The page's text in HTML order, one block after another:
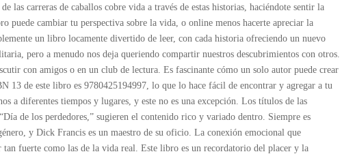
las carreras de caballos cobre vida a través de estas historias, haciéndote sentir la
puede cambiar tu perspectiva sobre la vida, o online menos hacerte apreciar la
un libro locamente divertido de leer, con cada historia ofreciendo un nuevo
pero a menudo nos deja queriendo compartir nuestros descubrimientos con otros.
con amigos o en un club de lectura. Es fascinante cómo un solo autor puede crear
13 de este libro es 9780425194997, lo que lo hace fácil de encontrar y agregar a tu
a diferentes tiempos y lugares, y este no es una excepción. Los títulos de las
de los perdedores,” sugieren el contenido rico y variado dentro. Siempre es
y Dick Francis es un maestro de su oficio. La conexión emocional que
tan fuerte como las de la vida real. Este libro es un recordatorio del placer y la